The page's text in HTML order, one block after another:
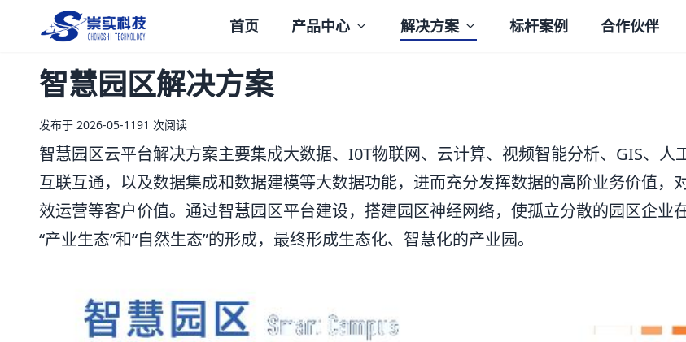
崇实科技 首页 产品中心 解决方案 标杆案例 合作伙伴
智慧园区解决方案
发布于 2026-05-1191 次阅读
智慧园区云平台解决方案主要集成大数据、I0T物联网、云计算、视频智能分析、GIS、
互联互通，以及数据集成和数据建模等大数据功能，进而充分发挥数据的高阶业务价值
效运营等客户价值。通过智慧园区平台建设，搭建园区神经网络，使孤立分散的园区企
“产业生态”和“自然生态”的形成，最终形成生态化、智慧化的产业园。